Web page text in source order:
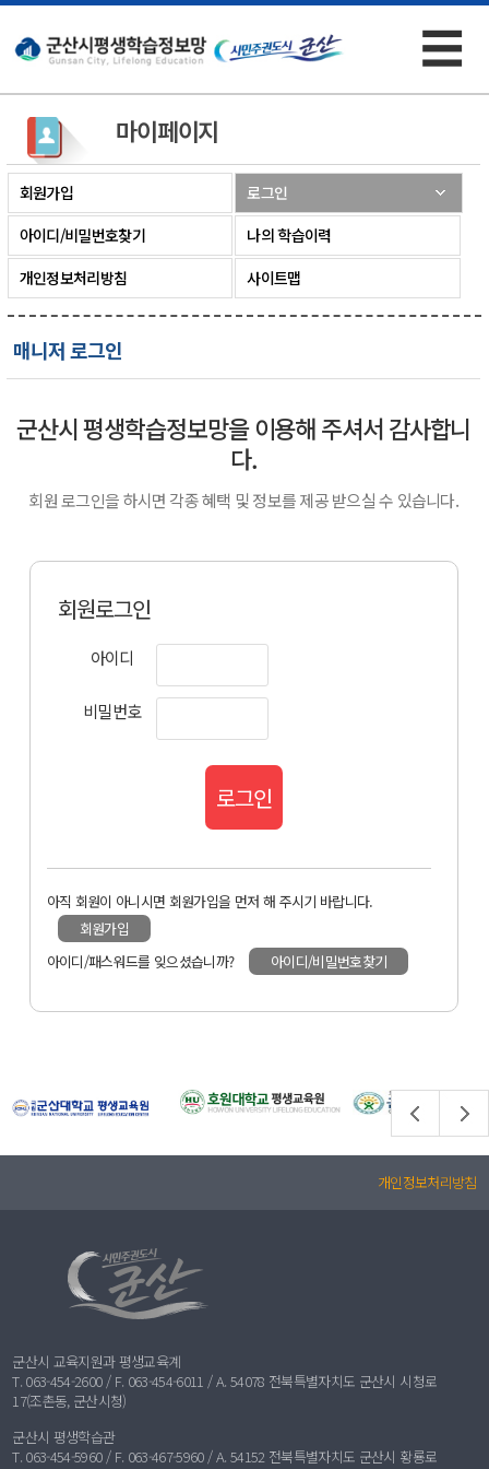
×
☰
마이페이지
회원가입
로그인
아이디/비밀번호찾기
나의 학습이력
개인정보처리방침
사이트맵
매니저 로그인
군산시 평생학습정보망을 이용해 주셔서 감사합니
다.
회원 로그인을 하시면 각종 혜택 및 정보를 제공 받으실 수 있습니다.
회원로그인
아이디
비밀번호
로그인
아직 회원이 아니시면 회원가입을 먼저 해 주시기 바랍니다.
회원가입
아이디/패스워드를 잊으셨습니까?
아이디/비밀번호찾기
개인정보처리방침
군산시 교육지원과 평생교육계
T. 063-454-2600 / F. 063-454-6011 / A. 54078 전북특별자치도 군산시 시청로
17(조촌동, 군산시청)
군산시 평생학습관
T. 063-454-5960 / F. 063-467-5960 / A. 54152 전북특별자치도 군산시 황룡로